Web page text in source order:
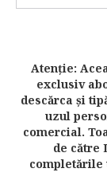
Atenţie:
exclusiv
descărca şi
uzul
comercial.
de către
completările